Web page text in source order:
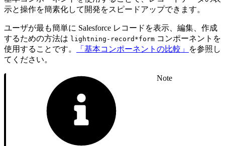
示と操作を簡素化して開発をスピードアップできます。
ユーザが最も簡単に Salesforce レコードを表示、編集、作成
するための方法は lightning-record*form コンポーネントを
使用することです。
「基本コンポーネントの比較」
を参照し
てください。
Note